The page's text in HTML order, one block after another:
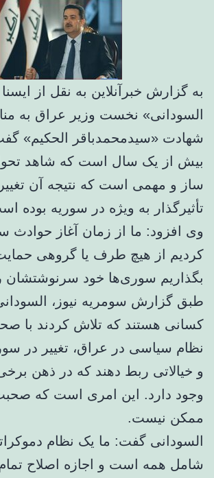
به گزارش خبرآنلاین به نقل از
السودانی» نخست وزیر عراق به
شهادت «سیدمحمدباقر الحکیم»
بیش از یک سال است که شاهد
ساز و مهمی است که نتیجه آن
تأثیرگذار به ویژه در سوریه بوده
وی افزود: ما از زمان آغاز حوادث
کردیم از هیچ طرف یا گروهی
بگذاریم سوری‌ها خود سرنوشتشان
طبق گزارش سومریه نیوز،
کسانی هستند که تلاش کردند با
نظام سیاسی در عراق، تغییر در
و خیالاتی ربط دهند که در ذهن برخی
وجود دارد. این امری است که
ممکن نیست.
السودانی گفت: ما یک نظام
شامل همه است و اجازه اصلاح